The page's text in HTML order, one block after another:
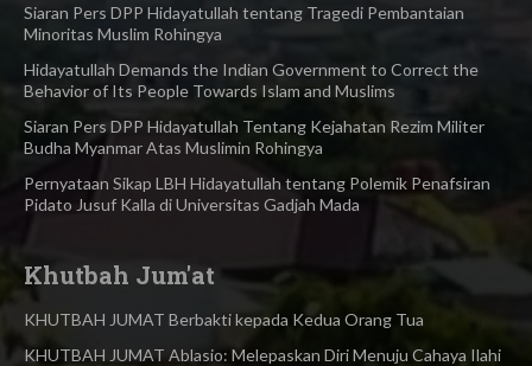
Siaran Pers DPP Hidayatullah​ tentang Tragedi Pembantaian
Minoritas Muslim Rohingya
Hidayatullah Demands the Indian Government to Correct the
Behavior of Its People Towards Islam and Muslims
Siaran Pers DPP Hidayatullah Tentang Kejahatan Rezim Militer
Budha Myanmar Atas Muslimin Rohingya​
Pernyataan Sikap LBH Hidayatullah tentang Polemik Penafsiran
Pidato Jusuf Kalla di Universitas Gadjah Mada
Khutbah Jum'at
KHUTBAH JUMAT Berbakti kepada Kedua Orang Tua
KHUTBAH JUMAT Ablasio: Melepaskan Diri Menuju Cahaya Ilahi